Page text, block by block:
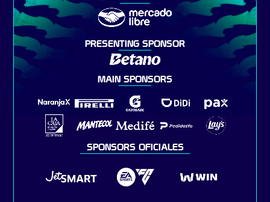
PRESENTING SPONSOR
MAIN SPONSORS
SPONSORS OFICIALES